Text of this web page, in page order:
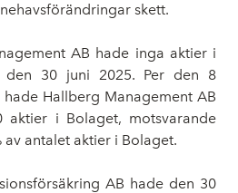
skett.
AB hade inga aktier i
den 30 juni 2025. Per den 8
hade Hallberg Management AB
aktier i Bolaget, motsvarande
av antalet aktier i Bolaget.
AB hade den 30